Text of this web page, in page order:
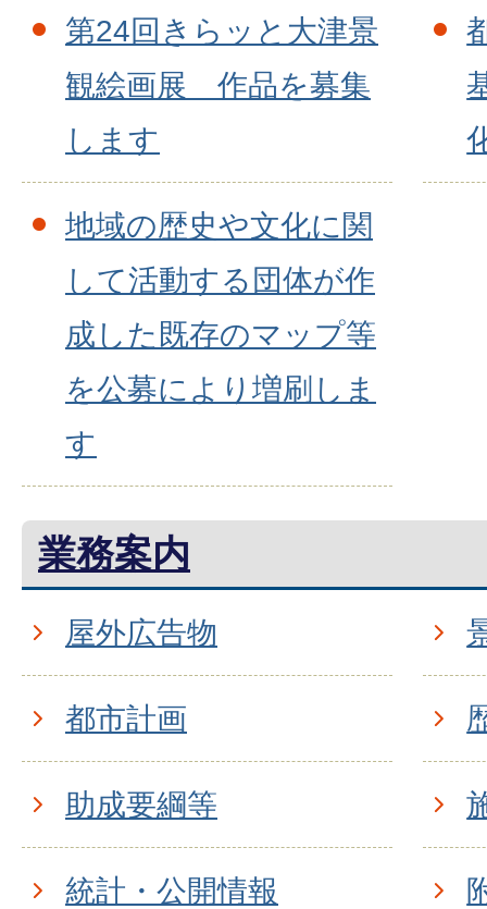
第24回きらッと大津景
観絵画展 作品を募集
します
地域の歴史や文化に関
して活動する団体が作
成した既存のマップ等
を公募により増刷しま
す
業務案内
屋外広告物
都市計画
助成要綱等
統計・公開情報